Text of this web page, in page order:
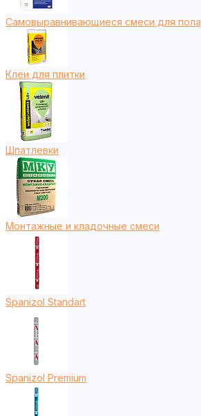
Самовыравнивающиеся смеси для пола
Клеи для плитки
Шпатлевки
Монтажные и кладочные смеси
Spanizol Standart
Spanizol Premium